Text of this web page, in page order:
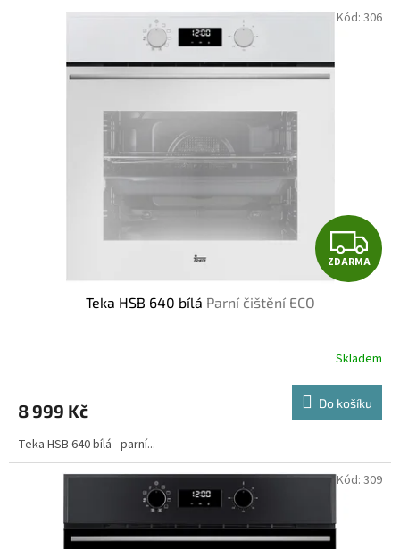
Z
D
R
M
A
ZDARMA
Teka HSB 640 bílá Parní čištění ECO
Skladem
8 999 Kč Do košíku
Teka HSB 640 bílá - parní...
Kód: 306
Kód: 309